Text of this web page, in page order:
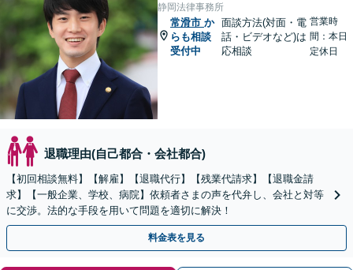
静岡法律事務所
常滑市 か
らも相談
受付中
面談方法(対面・電
話・ビデオなど)は
応相談
営業時
間：本日
定休日
退職理由(自己都合・会社都合)
【初回相談無料】【解雇】【退職代行】【残業代請求】【退職金請
求】【一般企業、学校、病院】依頼者さまの声を代弁し、会社と対等
に交渉。法的な手段を用いて問題を適切に解決！
料金表を見る